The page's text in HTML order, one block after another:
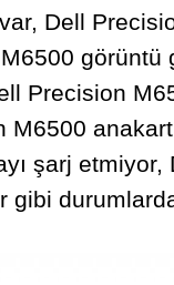
Dell
Precision
M6500
şarj
durumlarda